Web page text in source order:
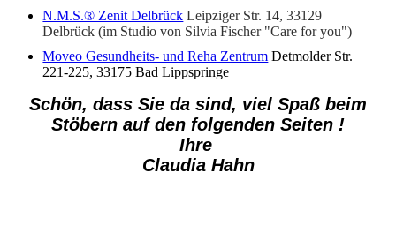
N.M.S.® Zenit Delbrück Leipziger Str. 14, 33129
Delbrück (im Studio von Silvia Fischer "Care for you")
Moveo Gesundheits- und Reha Zentrum Detmolder Str.
221-225, 33175 Bad Lippspringe
Schön, dass Sie da sind, viel Spaß beim
Stöbern auf den folgenden Seiten !
Ihre
Claudia Hahn